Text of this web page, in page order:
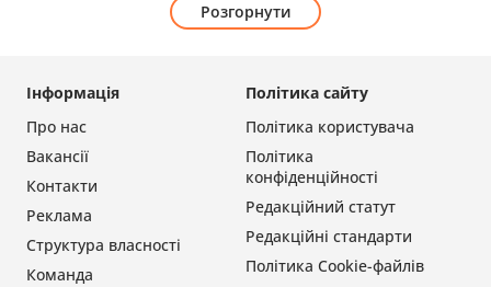
Розгорнути
Політика сайту
Політика користувача
Політика
конфіденційності
Редакційний статут
Редакційні стандарти
Політика Cookie-файлів
Інформація
Про нас
Вакансії
Контакти
Реклама
Структура власності
Команда